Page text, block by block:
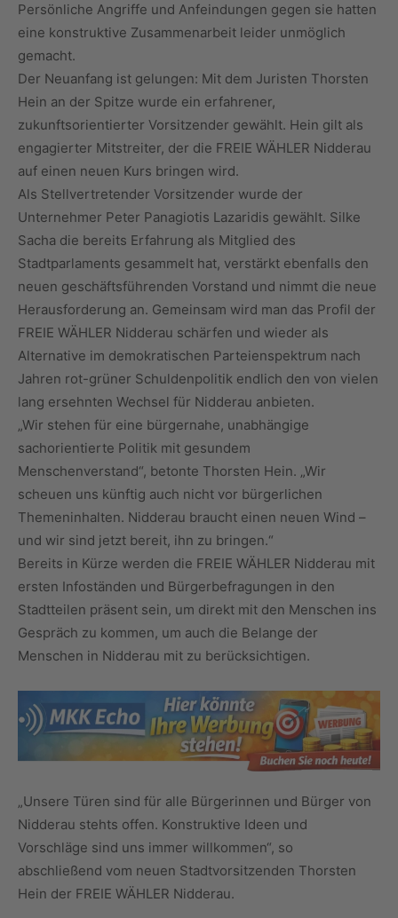
Persönliche Angriffe und Anfeindungen gegen sie hatten
eine konstruktive Zusammenarbeit leider unmöglich
gemacht.
Der Neuanfang ist gelungen: Mit dem Juristen Thorsten
Hein an der Spitze wurde ein erfahrener,
zukunftsorientierter Vorsitzender gewählt. Hein gilt als
engagierter Mitstreiter, der die FREIE WÄHLER Nidderau
auf einen neuen Kurs bringen wird.
Als Stellvertretender Vorsitzender wurde der
Unternehmer Peter Panagiotis Lazaridis gewählt. Silke
Sacha die bereits Erfahrung als Mitglied des
Stadtparlaments gesammelt hat, verstärkt ebenfalls den
neuen geschäftsführenden Vorstand und nimmt die neue
Herausforderung an. Gemeinsam wird man das Profil der
FREIE WÄHLER Nidderau schärfen und wieder als
Alternative im demokratischen Parteienspektrum nach
Jahren rot-grüner Schuldenpolitik endlich den von vielen
lang ersehnten Wechsel für Nidderau anbieten.
„Wir stehen für eine bürgernahe, unabhängige
sachorientierte Politik mit gesundem
Menschenverstand“, betonte Thorsten Hein. „Wir
scheuen uns künftig auch nicht vor bürgerlichen
Themeninhalten. Nidderau braucht einen neuen Wind –
und wir sind jetzt bereit, ihn zu bringen.“
Bereits in Kürze werden die FREIE WÄHLER Nidderau mit
ersten Infoständen und Bürgerbefragungen in den
Stadtteilen präsent sein, um direkt mit den Menschen ins
Gespräch zu kommen, um auch die Belange der
Menschen in Nidderau mit zu berücksichtigen.
„Unsere Türen sind für alle Bürgerinnen und Bürger von
Nidderau stehts offen. Konstruktive Ideen und
Vorschläge sind uns immer willkommen“, so
abschließend vom neuen Stadtvorsitzenden Thorsten
Hein der FREIE WÄHLER Nidderau.